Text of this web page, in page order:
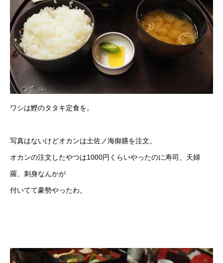
ワシは鰹のタタキ定食を。
写真はないけどオカンは土佐ノ海御膳を注文。
オカンの注文したやつは1000円くらいやったのに寿司、天婦
羅、刺身なんかが
付いてて豪勢やったわ。